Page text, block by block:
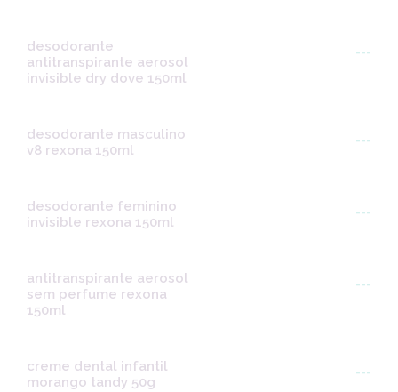
desodorante
antitranspirante aerosol
invisible dry dove 150ml
---
desodorante masculino
v8 rexona 150ml
---
desodorante feminino
invisible rexona 150ml
---
antitranspirante aerosol
sem perfume rexona
150ml
---
creme dental infantil
morango tandy 50g
---